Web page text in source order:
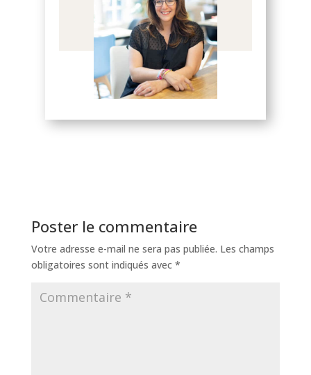
Poster le commentaire
Votre adresse e-mail ne sera pas publiée. Les champs
obligatoires sont indiqués avec *